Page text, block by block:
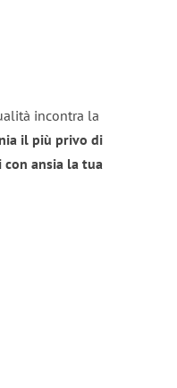
incontra la
il più privo di
ansia la tua